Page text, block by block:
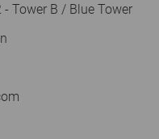
- Tower B / Blue Tower